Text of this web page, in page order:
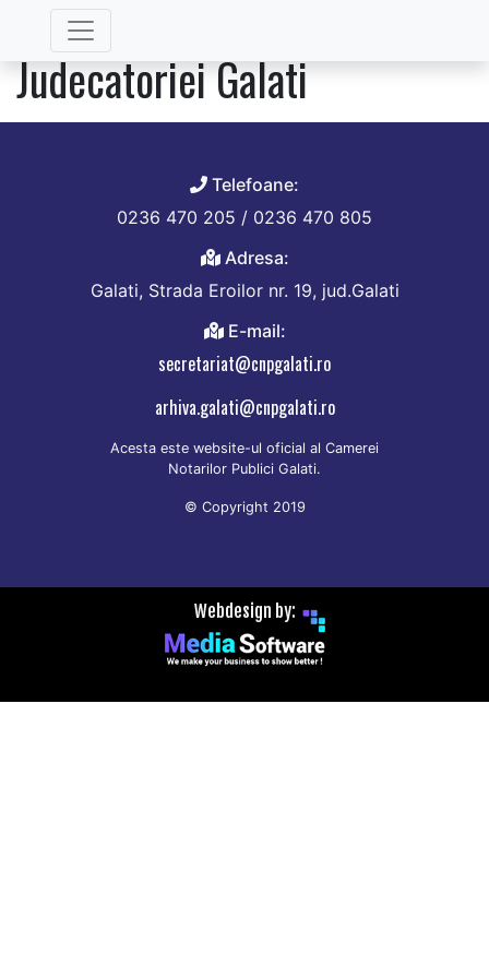
Categorie:
Judecatoriei Galati
Telefoane:
0236 470 205 / 0236 470 805
Adresa:
Galati, Strada Eroilor nr. 19, jud.Galati
E-mail:
secretariat@cnpgalati.ro
arhiva.galati@cnpgalati.ro
Acesta este website-ul oficial al Camerei
Notarilor Publici Galati.
© Copyright 2019
Webdesign by: